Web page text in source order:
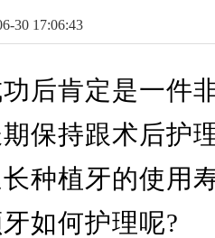
30 17:06:43
后肯定是一件
保持跟术后护
种植牙的使用
如何护理呢?